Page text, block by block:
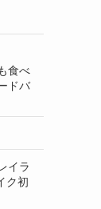
食べ
ドバ
イラ
ク初